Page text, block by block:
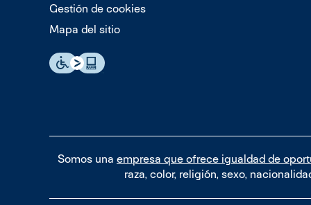
Gestión de cookies
Mapa del sitio
Somos una empresa que ofrece igualdad de
raza, color, religión, sexo,